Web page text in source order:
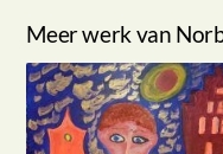
Meer werk van